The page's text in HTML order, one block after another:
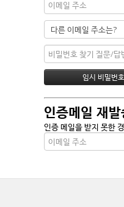
인증메일 재
인증 메일을 받지 못한